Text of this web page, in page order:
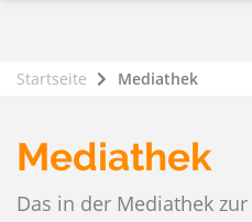
Startseite Mediathek
Mediathek
Das in der Mediathek